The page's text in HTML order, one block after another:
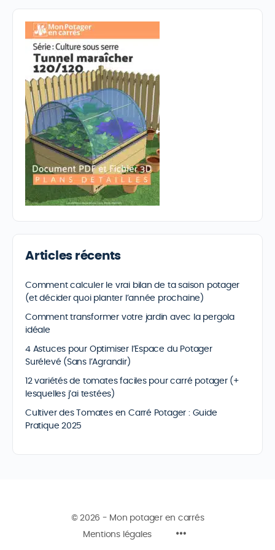
Articles récents
Comment calculer le vrai bilan de ta saison potager
(et décider quoi planter l’année prochaine)
Comment transformer votre jardin avec la pergola
idéale
4 Astuces pour Optimiser l’Espace du Potager
Surélevé (Sans l’Agrandir)
12 variétés de tomates faciles pour carré potager (+
lesquelles j’ai testées)
Cultiver des Tomates en Carré Potager : Guide
Pratique 2025
© 2026 - Mon potager en carrés
Mentions légales